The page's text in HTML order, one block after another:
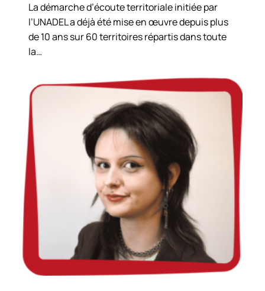
La démarche d’écoute territoriale initiée par
l’UNADEL a déjà été mise en œuvre depuis plus
de 10 ans sur 60 territoires répartis dans toute
la…